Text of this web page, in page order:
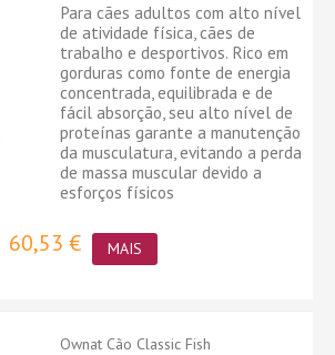
Para cães adultos com alto nível
de atividade física, cães de
trabalho e desportivos. Rico em
gorduras como fonte de energia
concentrada, equilibrada e de
fácil absorção, seu alto nível de
proteínas garante a manutenção
da musculatura, evitando a perda
de massa muscular devido a
esforços físicos
60,53 € MAIS
Ownat Cão Classic Fish